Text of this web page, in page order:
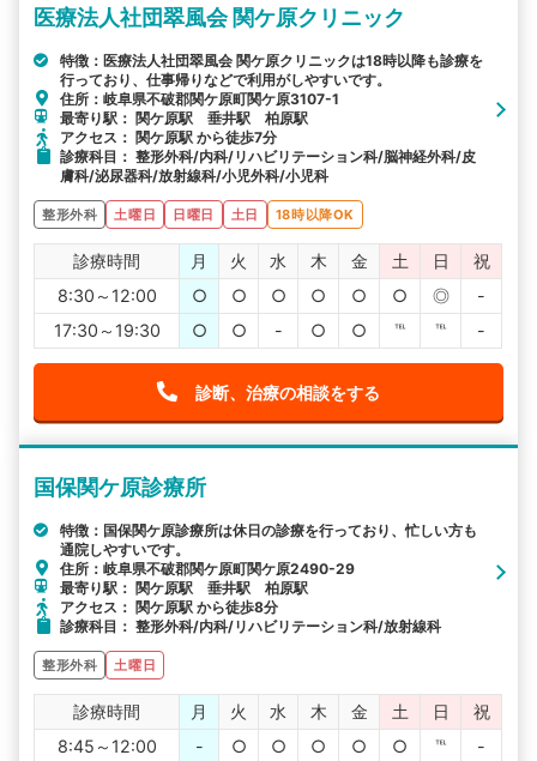
医療法人社団翠風会 関ケ原クリニック
特徴：医療法人社団翠風会 関ケ原クリニックは18時以降も診療を
行っており、仕事帰りなどで利用がしやすいです。
住所：岐阜県不破郡関ケ原町関ケ原3107-1
最寄り駅： 関ケ原駅 垂井駅 柏原駅
アクセス： 関ケ原駅 から徒歩7分
診療科目： 整形外科/内科/リハビリテーション科/脳神経外科/皮
膚科/泌尿器科/放射線科/小児外科/小児科
整形外科 土曜日 日曜日 土日 18時以降OK
診療時間 月 火 水 木 金 土 日
祝
8:30～12:00
○ ○ ○ ○ ○ ○ ◎
-
17:30～19:30
○ ○ - ○ ○ ℡ ℡ -
診断、治療の相談をする
国保関ケ原診療所
特徴：国保関ケ原診療所は休日の診療を行っており、忙しい方も
通院しやすいです。
住所：岐阜県不破郡関ケ原町関ケ原2490-29
最寄り駅： 関ケ原駅 垂井駅 柏原駅
アクセス： 関ケ原駅 から徒歩8分
診療科目： 整形外科/内科/リハビリテーション科/放射線科
整形外科 土曜日
診療時間 月 火 水 木 金 土 日
祝
8:45～12:00
- ○ ○ ○ ○ ○ ℡
-